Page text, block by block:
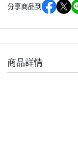
分享商品到
商品詳情